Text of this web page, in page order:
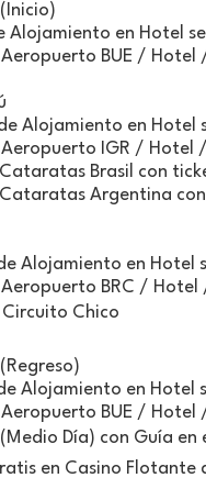
Alojamiento en Hotel
BUE / Hotel
Alojamiento en Hotel
IGR / Hotel
Brasil con
Argentina
Alojamiento en Hotel
BRC / Hotel
Chico
Alojamiento en Hotel
BUE / Hotel
Día) con Guía en
en Casino Flotante